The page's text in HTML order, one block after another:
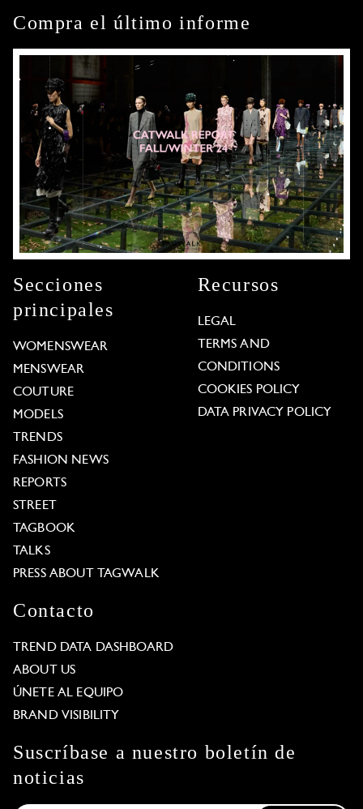
Compra el último informe
Secciones
principales
WOMENSWEAR
MENSWEAR
COUTURE
MODELS
TRENDS
FASHION NEWS
REPORTS
STREET
TAGBOOK
TALKS
PRESS ABOUT TAGWALK
Recursos
LEGAL
TERMS AND
CONDITIONS
COOKIES POLICY
DATA PRIVACY POLICY
Contacto
TREND DATA DASHBOARD
ABOUT US
ÚNETE AL EQUIPO
BRAND VISIBILITY
Suscríbase a nuestro boletín de
noticias